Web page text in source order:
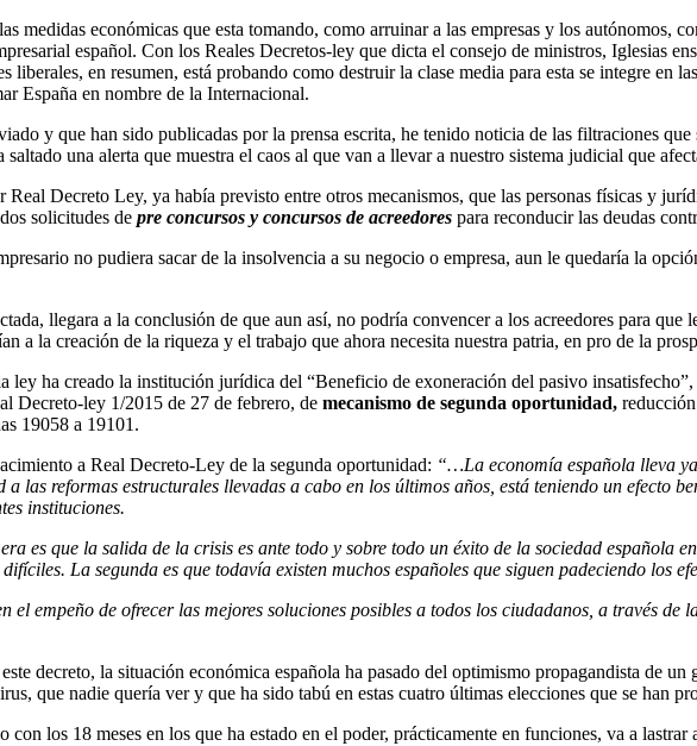
medidas económicas que esta tomando, como arruinar a las empresas y los autónomos,
español. Con los Reales Decretos-ley que dicta el consejo de ministros, Iglesias
en resumen, está probando como destruir la clase media para esta se integre en
España en nombre de la Internacional.
y que han sido publicadas por la prensa escrita, he tenido noticia de las filtraciones
una alerta que muestra el caos al que van a llevar a nuestro sistema judicial que
Decreto Ley, ya había previsto entre otros mecanismos, que las personas físicas y
solicitudes de pre concursos y concursos de acreedores para reconducir las deudas
no pudiera sacar de la insolvencia a su negocio o empresa, aun le quedaría la
llegara a la conclusión de que aun así, no podría convencer a los acreedores para que
a la creación de la riqueza y el trabajo que ahora necesita nuestra patria, en pro de la
ley ha creado la institución jurídica del “Beneficio de exoneración del pasivo
Decreto-ley 1/2015 de 27 de febrero, de mecanismo de segunda oportunidad,
19058 a 19101.
a Real Decreto-Ley de la segunda oportunidad: “…La economía española lleva
las reformas estructurales llevadas a cabo en los últimos años, está teniendo un efecto
instituciones.
es que la salida de la crisis es ante todo y sobre todo un éxito de la sociedad española
La segunda es que todavía existen muchos españoles que siguen padeciendo los
el empeño de ofrecer las mejores soluciones posibles a todos los ciudadanos, a través
decreto, la situación económica española ha pasado del optimismo propagandista de
que nadie quería ver y que ha sido tabú en estas cuatro últimas elecciones que se han
con los 18 meses en los que ha estado en el poder, prácticamente en funciones, va a